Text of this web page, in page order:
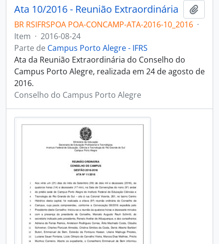
Ata 10/2016 - Reunião Extraordinária
BR RSIFRSPOA POA-CONCAMP-ATA-2016-10_2016 ·
Item · 2016-08-24
Parte de Campus Porto Alegre - IFRS
Ata da Reunião Extraordinária do Conselho do
Campus Porto Alegre, realizada em 24 de agosto de
2016.
Conselho do Campus Porto Alegre